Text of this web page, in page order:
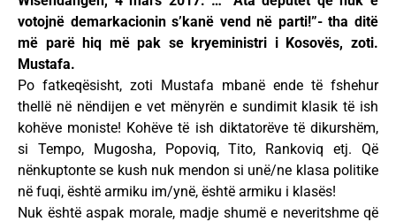
votojnë demarkacionin s’kanë vend në parti!”- tha ditë
më parë hiq më pak se kryeministri i Kosovës, zoti.
Mustafa.
Po fatkeqësisht, zoti Mustafa mbanë ende të fshehur
thellë në nëndijen e vet mënyrën e sundimit klasik të ish
kohëve moniste! Kohëve të ish diktatorëve të dikurshëm,
si Tempo, Mugosha, Popoviq, Tito, Rankoviq etj. Që
nënkuptonte se kush nuk mendon si unë/ne klasa politike
në fuqi, është armiku im/ynë, është armiku i klasës!
Nuk është aspak morale, madje shumë e neveritshme që